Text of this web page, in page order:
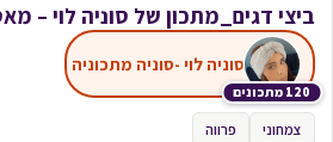
ביצי דגים_מתכון של סוניה לוי –
120 מתכונים
סוניה לוי -סוניה מתכוניה
צמחוני פרווה